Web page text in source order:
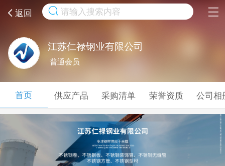
返回 取消
江苏仁禄钢业有限公司
普通会员
首页 供应产品 采购清单 荣誉资质 公司相